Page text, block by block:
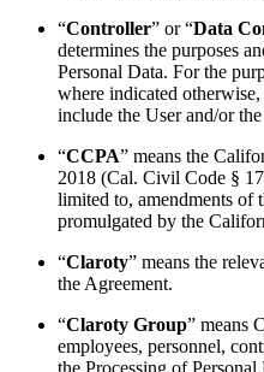
“Controller” or “Data
determines the purposes
Personal Data. For the
where indicated
include the User and/or
“CCPA” means the
2018 (Cal. Civil Code §
limited to, amendments of
promulgated by the
“Claroty” means the
the Agreement.
“Claroty Group” means
employees, personnel,